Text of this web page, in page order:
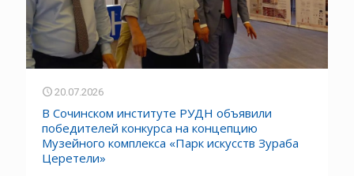
20.07.2026
В Сочинском институте РУДН объявили
победителей конкурса на концепцию
Музейного комплекса «Парк искусств Зураба
Церетели»